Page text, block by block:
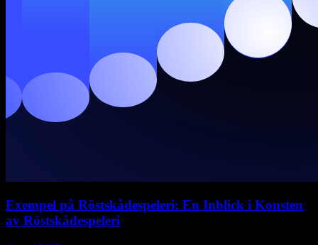
Exempel på Röstskådespeleri: En Inblick i Konsten
av Röstskådespeleri